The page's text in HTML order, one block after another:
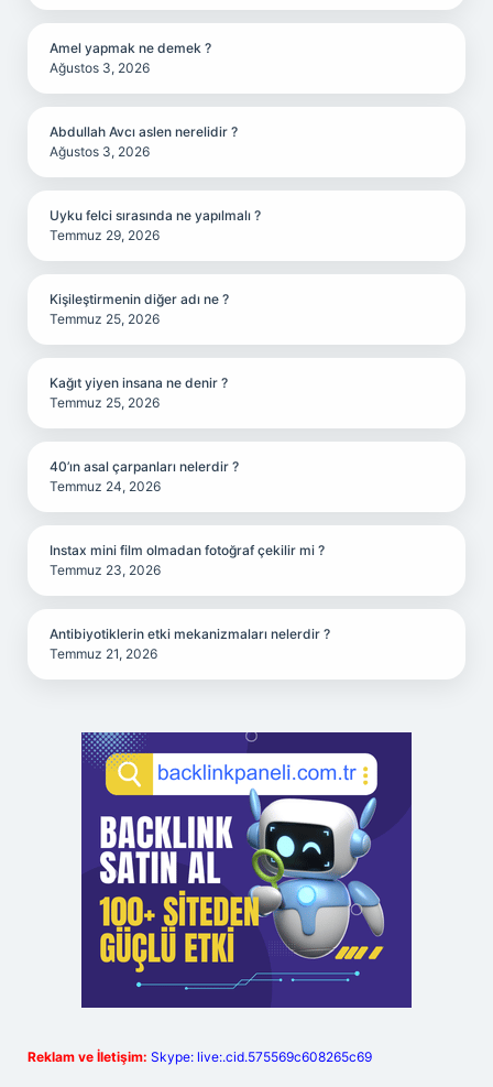
Amel yapmak ne demek ?
Ağustos 3, 2026
Abdullah Avcı aslen nerelidir ?
Ağustos 3, 2026
Uyku felci sırasında ne yapılmalı ?
Temmuz 29, 2026
Kişileştirmenin diğer adı ne ?
Temmuz 25, 2026
Kağıt yiyen insana ne denir ?
Temmuz 25, 2026
40’ın asal çarpanları nelerdir ?
Temmuz 24, 2026
Instax mini film olmadan fotoğraf çekilir mi ?
Temmuz 23, 2026
Antibiyotiklerin etki mekanizmaları nelerdir ?
Temmuz 21, 2026
Reklam ve İletişim: Skype: live:.cid.575569c608265c69